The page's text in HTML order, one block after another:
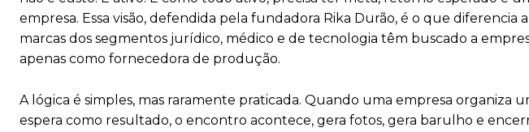
empresa. Essa visão, defendida pela fundadora Rika Durão, é o que
marcas dos segmentos jurídico, médico e de tecnologia têm buscado a
apenas como fornecedora de produção.
A lógica é simples, mas raramente praticada. Quando uma empresa organiza
espera como resultado, o encontro acontece, gera fotos, gera barulho e